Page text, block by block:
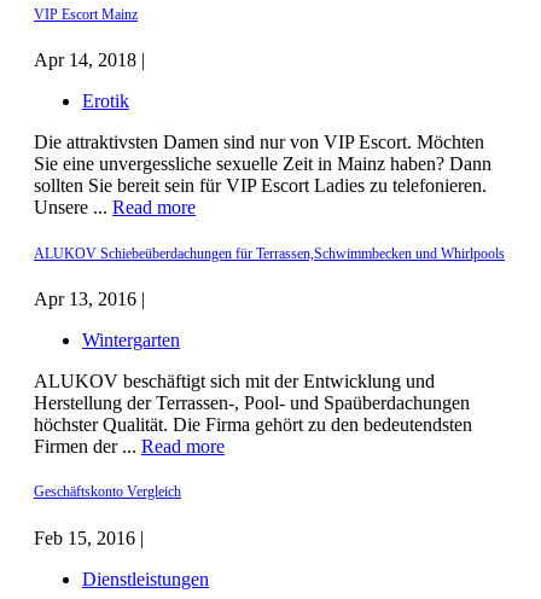
VIP Escort Mainz
Apr 14, 2018 |
Erotik
Die attraktivsten Damen sind nur von VIP Escort. Möchten
Sie eine unvergessliche sexuelle Zeit in Mainz haben? Dann
sollten Sie bereit sein für VIP Escort Ladies zu telefonieren.
Unsere ... Read more
ALUKOV Schiebeüberdachungen für Terrassen,Schwimmbecken und Whirlpools
Apr 13, 2016 |
Wintergarten
ALUKOV beschäftigt sich mit der Entwicklung und
Herstellung der Terrassen-, Pool- und Spaüberdachungen
höchster Qualität. Die Firma gehört zu den bedeutendsten
Firmen der ... Read more
Geschäftskonto Vergleich
Feb 15, 2016 |
Dienstleistungen